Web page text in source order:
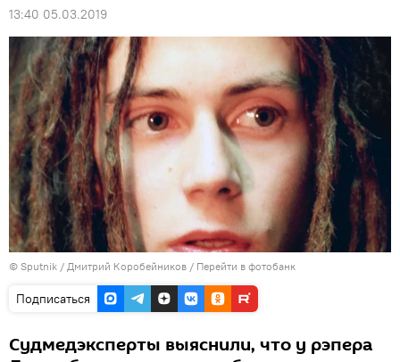
13:40 05.03.2019
© Sputnik / Дмитрий Коробейников / Перейти в фотобанк
Подписаться
Судмедэксперты выяснили, что у рэпера